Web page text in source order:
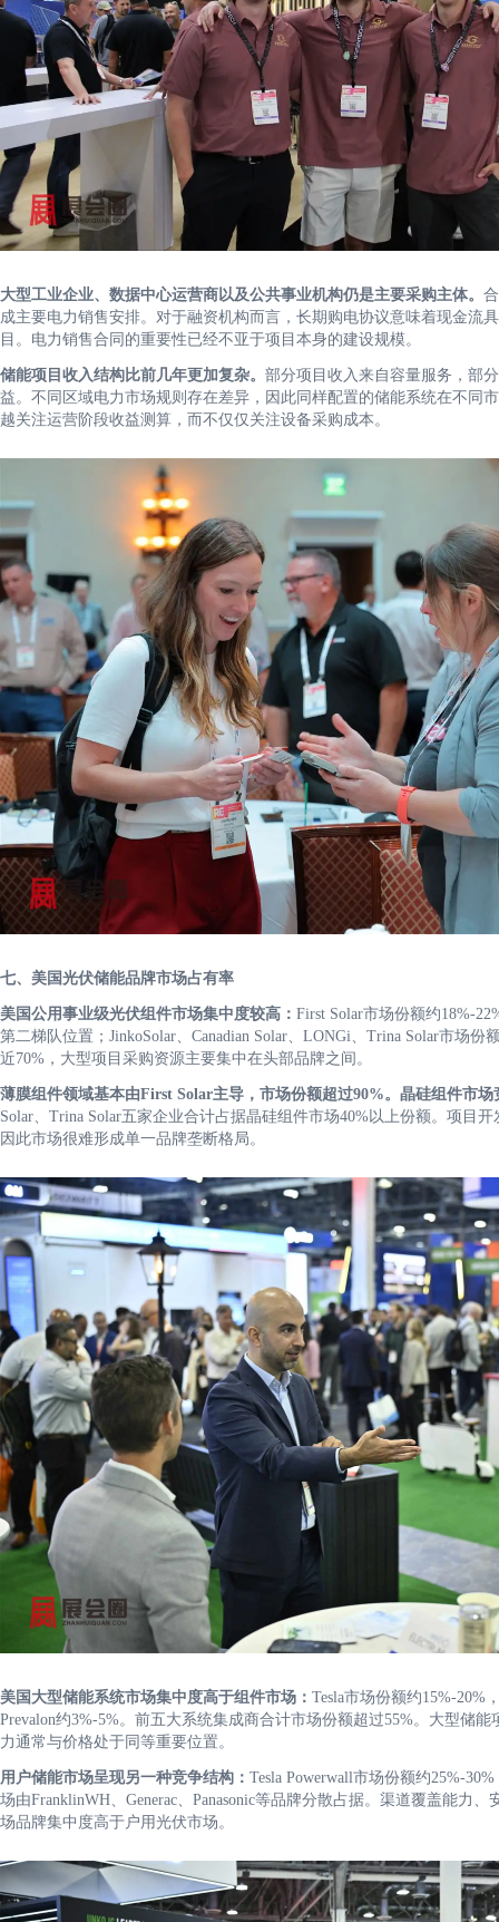
大型工业企业、数据中心运营商以及公共事业机构仍是主要采购主体。
成主要电力销售安排。对于融资机构而言，长期购电协议意味着现金流
目。电力销售合同的重要性已经不亚于项目本身的建设规模。
储能项目收入结构比前几年更加复杂。 部分项目收入来自容量服务，部
益。不同区域电力市场规则存在差异，因此同样配置的储能系统在不同
越关注运营阶段收益测算，而不仅仅关注设备采购成本。
七、美国光伏储能品牌市场占有率
美国公用事业级光伏组件市场集中度较高： First Solar市场份额约18%-
第二梯队位置；JinkoSolar、Canadian Solar、LONGi、Trina Solar市场
近70%，大型项目采购资源主要集中在头部品牌之间。
薄膜组件领域基本由First Solar主导，市场份额超过90%。晶硅组件市场
Solar、Trina Solar五家企业合计占据晶硅组件市场40%以上份额。项目
因此市场很难形成单一品牌垄断格局。
美国大型储能系统市场集中度高于组件市场： Tesla市场份额约15%-20%
Prevalon约3%-5%。前五大系统集成商合计市场份额超过55%。大型储
力通常与价格处于同等重要位置。
用户储能市场呈现另一种竞争结构： Tesla Powerwall市场份额约25%-
场由FranklinWH、Generac、Panasonic等品牌分散占据。渠道覆盖能力
场品牌集中度高于户用光伏市场。